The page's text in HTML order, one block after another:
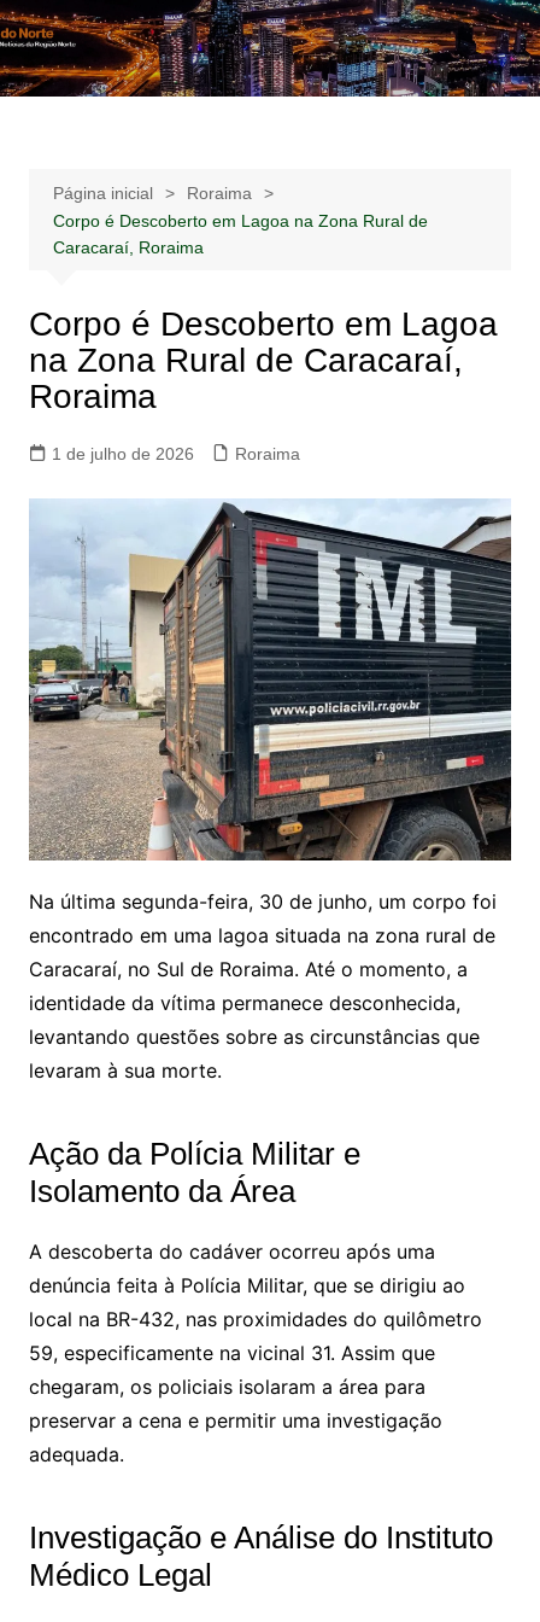
Ir
para
o
Notícias –
Publicidades –
Notícias – Publicidades – Anúncios
Página inicial
Roraima
Corpo é Descoberto em Lagoa na Zona Rural de
Caracaraí, Roraima
Corpo é Descoberto em Lagoa
na Zona Rural de Caracaraí,
Roraima
1 de julho de 2026 Roraima
Na última segunda-feira, 30 de junho, um corpo foi
encontrado em uma lagoa situada na zona rural de
Caracaraí, no Sul de Roraima. Até o momento, a
identidade da vítima permanece desconhecida,
levantando questões sobre as circunstâncias que
levaram à sua morte.
Ação da Polícia Militar e
Isolamento da Área
A descoberta do cadáver ocorreu após uma
denúncia feita à Polícia Militar, que se dirigiu ao
local na BR-432, nas proximidades do quilômetro
59, especificamente na vicinal 31. Assim que
chegaram, os policiais isolaram a área para
preservar a cena e permitir uma investigação
adequada.
Investigação e Análise do Instituto
Médico Legal